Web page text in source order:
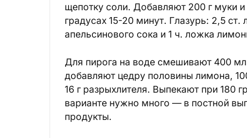
щепотку соли. Добавляют 200 г муки
градусах 15-20 минут. Глазурь: 2,5
апельсинового сока и 1 ч. ложка
Для пирога на воде смешивают 400
добавляют цедру половины лимона,
16 г разрыхлителя. Выпекают при 180
варианте нужно много — в постной
продукты.